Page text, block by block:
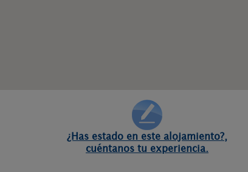
¿Has estado en este alojamiento?,
cuéntanos tu experiencia.